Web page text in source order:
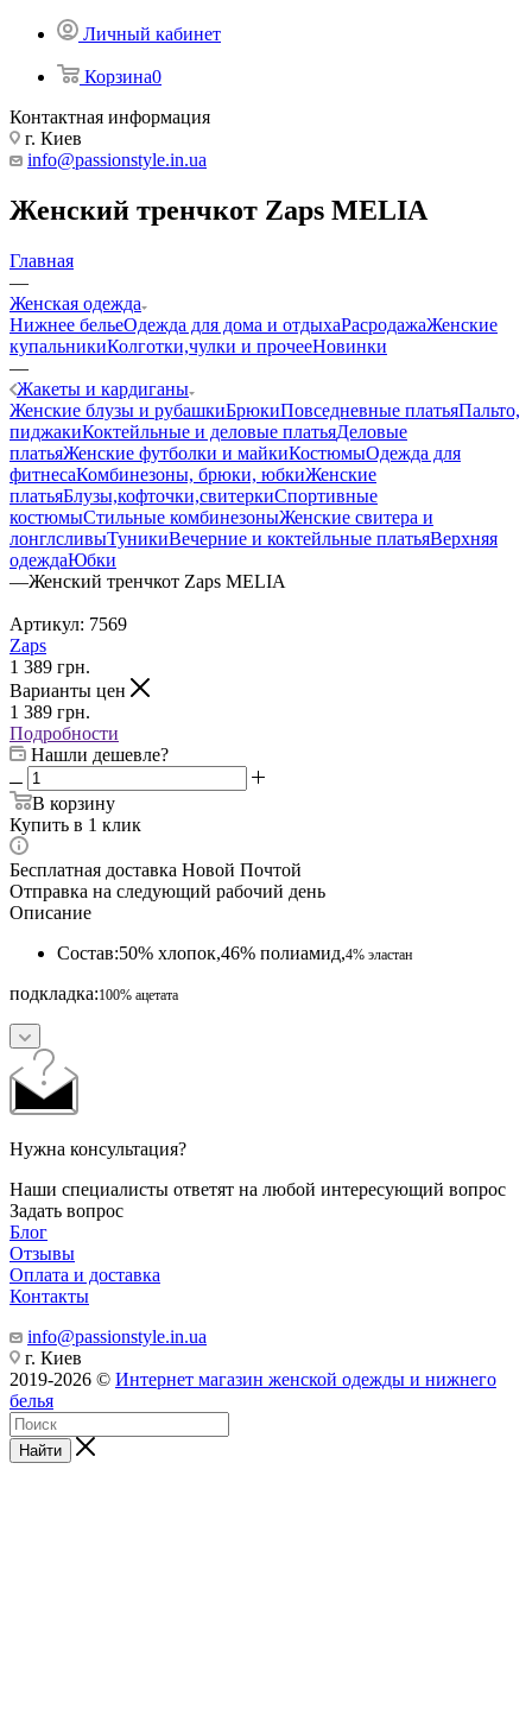
Личный кабинет
Корзина0
Контактная информация
г. Киев
info@passionstyle.in.ua
Женский тренчкот Zaps MELIA
Главная
—
Женская одежда
Нижнее бельеОдежда для дома и отдыхаРасродажаЖенские
купальникиКолготки,чулки и прочееНовинки
—
Жакеты и кардиганы
Женские блузы и рубашкиБрюкиПовседневные платьяПальто,
пиджакиКоктейльные и деловые платьяДеловые
платьяЖенские футболки и майкиКостюмыОдежда для
фитнесаКомбинезоны, брюки, юбкиЖенские
платьяБлузы,кофточки,свитеркиСпортивные
костюмыСтильные комбинезоныЖенские свитера и
лонглсливыТуникиВечерние и коктейльные платьяВерхняя
одеждаЮбки
—Женский тренчкот Zaps MELIA
Артикул: 7569
Zaps
1 389 грн.
Варианты цен
1 389 грн.
Подробности
Нашли дешевле?
В корзину
Купить в 1 клик
Бесплатная доставка Новой Почтой
Отправка на следующий рабочий день
Описание
Состав:50% хлопок,46% полиамид,4% эластан
подкладка:100% ацетата
Нужна консультация?
Наши специалисты ответят на любой интересующий вопрос
Задать вопрос
Блог
Отзывы
Оплата и доставка
Контакты
info@passionstyle.in.ua
г. Киев
2019-2026 © Интернет магазин женской одежды и нижнего
белья
Найти